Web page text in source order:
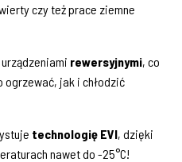
czy też prace ziemne
rewersyjnymi, co
ogrzewać, jak i chłodzić
technologię EVI, dzięki
nawet do -25°C!